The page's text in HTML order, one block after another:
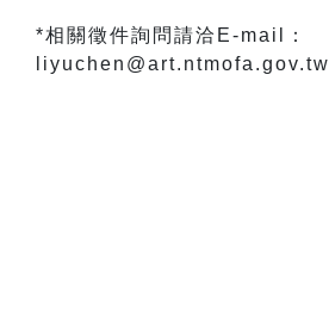
*相關徵件詢問請洽E-mail：
liyuchen@art.ntmofa.gov.tw